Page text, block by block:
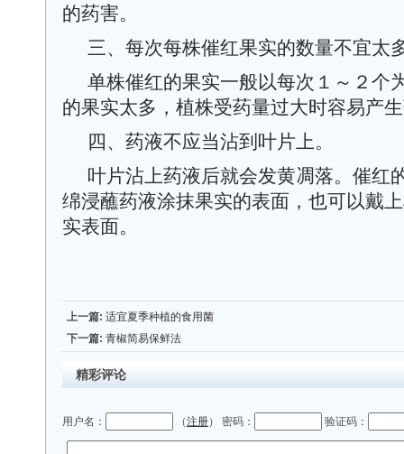
的药害。
三、每次每株催红果实的数量不宜太
单株催红的果实一般以每次１～２个
的果实太多，植株受药量过大时容易产
四、药液不应当沾到叶片上。
叶片沾上药液后就会发黄凋落。催红
绵浸蘸药液涂抹果实的表面，也可以戴
实表面。
上一篇: 适宜夏季种植的食用菌
下一篇: 青椒简易保鲜法
精彩评论
用户名： （注册） 密码： 验证码：